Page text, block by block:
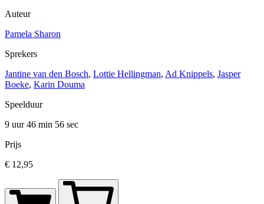
Auteur
Pamela Sharon
Sprekers
Jantine van den Bosch, Lottie Hellingman, Ad Knippels, Jasper
Boeke, Karin Douma
Speelduur
9 uur 46 min 56 sec
Prijs
€ 12,95